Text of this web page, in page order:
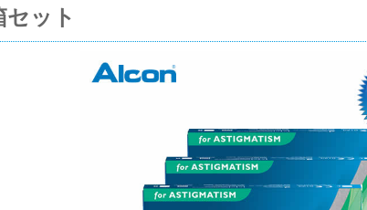
ット